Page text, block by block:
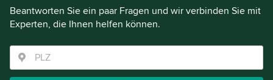
Beantworten Sie ein paar Fragen und wir verbinden Sie mit
Experten, die Ihnen helfen können.